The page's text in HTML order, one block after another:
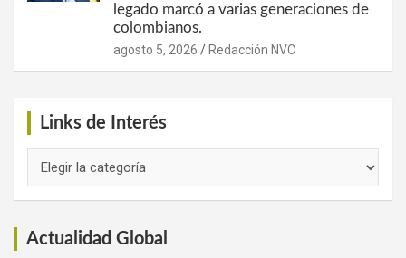
legado marcó a varias generaciones de
colombianos.
agosto 5, 2026 Redacción NVC
Links de Interés
Actualidad Global